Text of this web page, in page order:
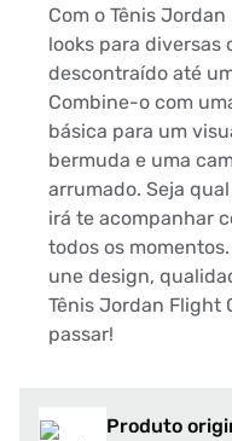
Com o Tênis
looks para diversas
descontraído até
Combine-o com
básica para um
bermuda e uma
arrumado. Seja
irá te acompanhar
todos os
une design,
Tênis Jordan Flight
passar!
Produto